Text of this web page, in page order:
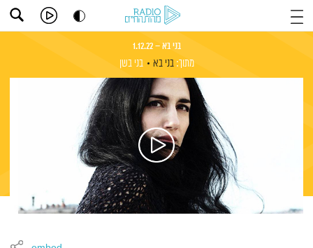
בני בא – 1.12.22
מתוך: בני בא בני בשן